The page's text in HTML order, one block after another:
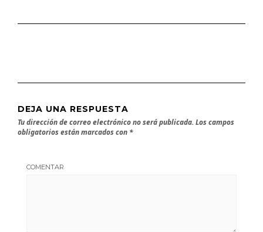
DEJA UNA RESPUESTA
Tu dirección de correo electrónico no será publicada. Los campos
obligatorios están marcados con *
COMENTAR